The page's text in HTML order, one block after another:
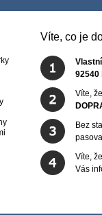
Víte, co je
92540
Víte,
Bez
Víte,
Vás